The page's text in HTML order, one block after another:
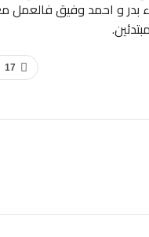
بدر و احمد وفيق فالعمل
17
على زين “يثمن خطة وزارة